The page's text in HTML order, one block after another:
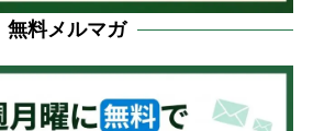
無料メルマガ